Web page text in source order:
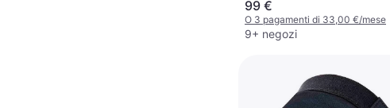
99 €
O 3 pagamenti di 33,00 €/mese
9+ negozi